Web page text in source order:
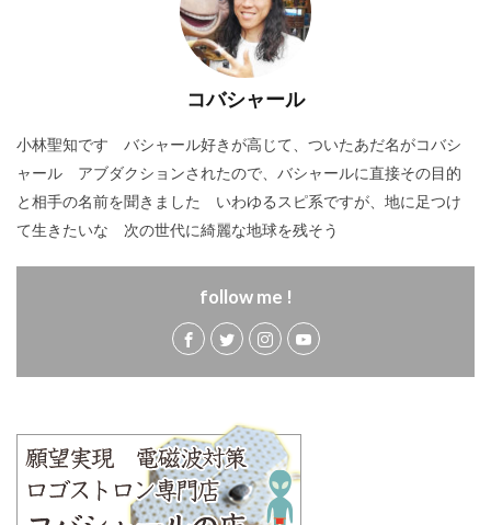
コバシャール
小林聖知です バシャール好きが高じて、ついたあだ名がコバシ
ャール アブダクションされたので、バシャールに直接その目的
と相手の名前を聞きました いわゆるスピ系ですが、地に足つけ
て生きたいな 次の世代に綺麗な地球を残そう
follow me !